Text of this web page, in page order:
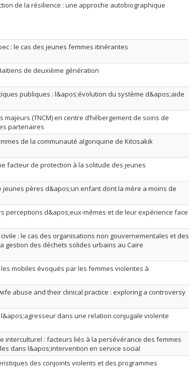
de la résilience : une approche autobiographique
: le cas des jeunes femmes itinérantes
de deuxième génération
publiques : l&apos;évolution du système d&apos;aide
(TNCM) en centre d’hébergement de soins de
partenaires
de la communauté algonquine de Kitcisakik
facteur de protection à la solitude des jeunes
pères d&apos;un enfant dont la mère a moins de
perceptions d&apos;eux-mêmes et de leur expérience face
: le cas des organisations non gouvernementales et des
gestion des déchets solides urbains au Caire
mobiles évoqués par les femmes violentes à
abuse and their clinical practice : exploring a controversy
dans une relation conjugale violente
interculturel : facteurs liés à la persévérance des femmes
dans l&apos;intervention en service social
des conjoints violents et des programmes